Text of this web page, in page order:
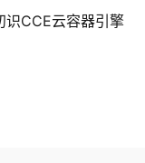
识CCE云容器引擎